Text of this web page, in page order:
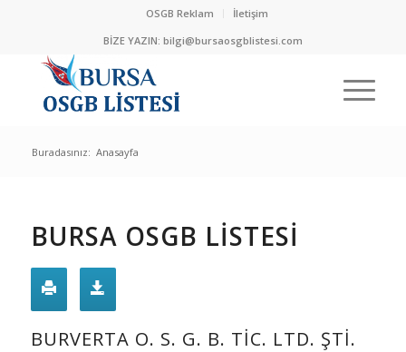
OSGB Reklam
İletişim
BİZE YAZIN: bilgi@bursaosgblistesi.com
Buradasınız: Anasayfa
BURSA OSGB LİSTESİ
BURVERTA O. S. G. B. TİC. LTD. ŞTİ.